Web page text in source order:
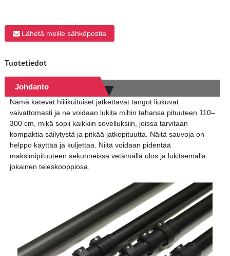
Lähetä meille sähköpostia
Tuotetiedot
Johdanto
Nämä kätevät hiilikuituiset jatkettavat tangot liukuvat
vaivattomasti ja ne voidaan lukita mihin tahansa pituuteen 110–
300 cm, mikä sopii kaikkiin sovelluksiin, joissa tarvitaan
kompaktia säilytystä ja pitkää jatkopituutta. Näitä sauvoja on
helppo käyttää ja kuljettaa. Niitä voidaan pidentää
maksimipituuteen sekunneissa vetämällä ulos ja lukitsemalla
jokainen teleskooppiosa.